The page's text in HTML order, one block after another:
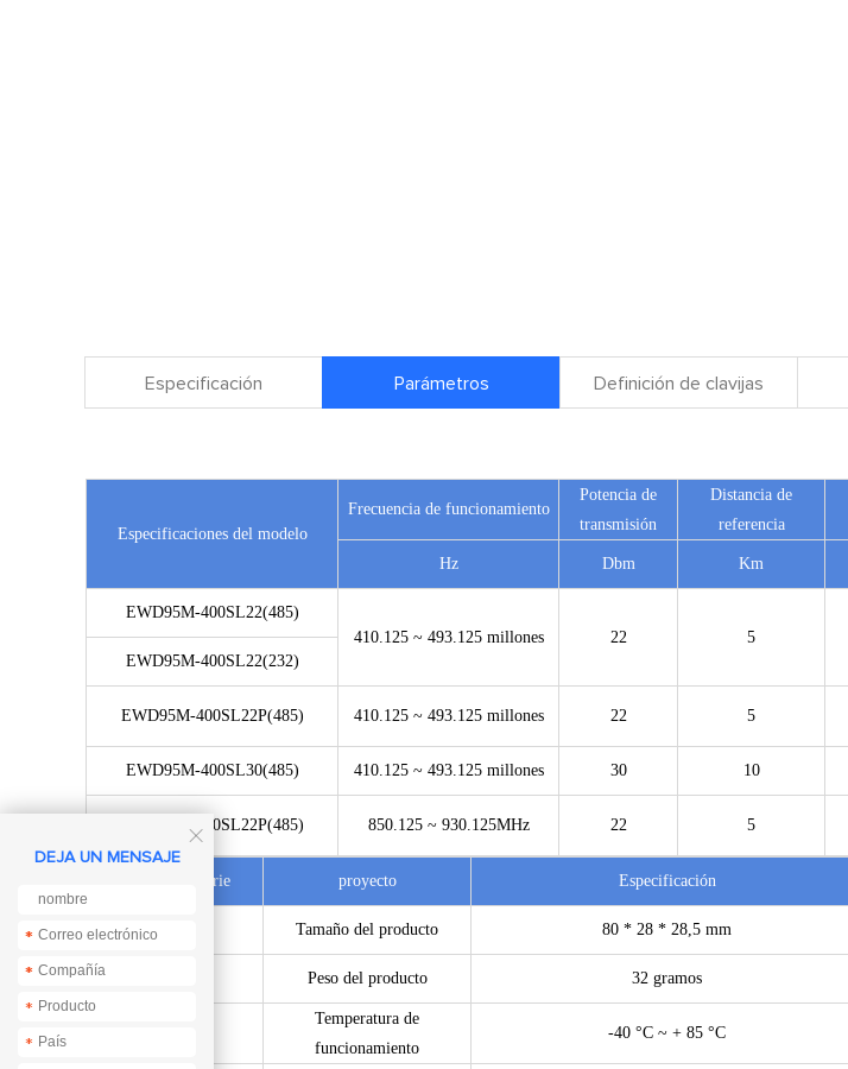
Especificación Parámetros Definición de clavijas
Especificaciones del modelo
Frecuencia de funcionamiento
Potencia de
transmisión
Distancia de
referencia
Hz
Dbm Km
EWD95M-400SL22(485)
410.125 ~ 493.125 millones
22 5
EWD95M-400SL22(232)
EWD95M-400SL22P(485) 410.125 ~ 493.125 millones 22 5
EWD95M-400SL30(485) 410.125 ~ 493.125 millones 30 10
EWD95M-900SL22P(485) 850.125 ~ 930.125MHz 22 5
Número de serie proyecto Especificación
Tamaño del producto 80 * 28 * 28,5 mm
Peso del producto 32 gramos
Temperatura de
funcionamiento
-40 °C ~ + 85 °C

DEJA UN MENSAJE
*
*
*
*
*
*